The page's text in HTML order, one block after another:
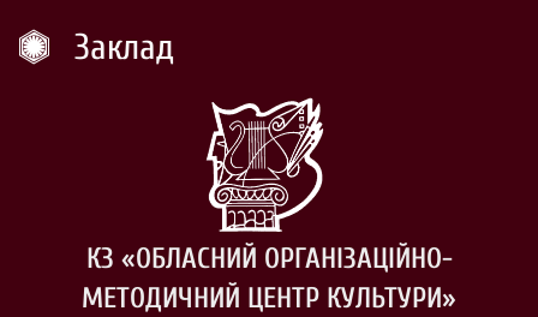
Заклад
КЗ «ОБЛАСНИЙ ОРГАНІЗАЦІЙНО-
МЕТОДИЧНИЙ ЦЕНТР КУЛЬТУРИ»